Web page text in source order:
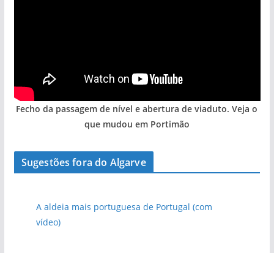
Fecho da passagem de nível e abertura de viaduto. Veja o
que mudou em Portimão
Sugestões fora do Algarve
A aldeia mais portuguesa de Portugal (com
vídeo)